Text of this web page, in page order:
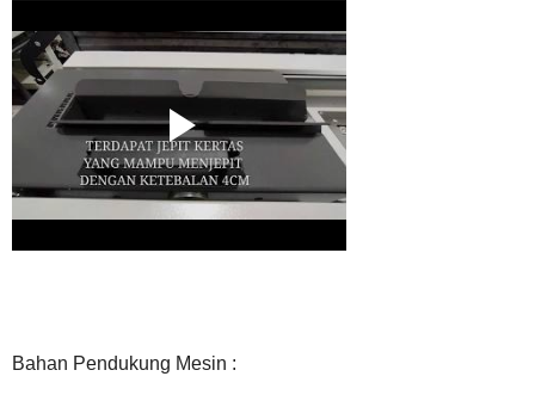
Bahan Pendukung Mesin :